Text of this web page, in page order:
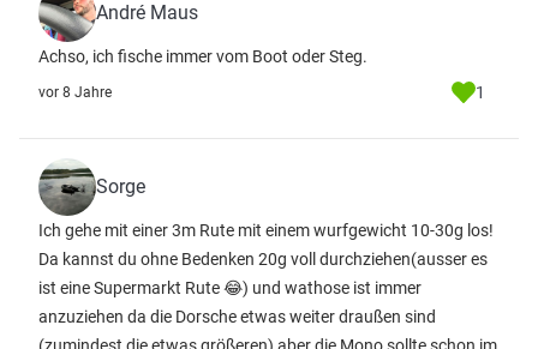
André Maus
Achso, ich fische immer vom Boot oder Steg.
vor 8 Jahre 1
Sorge
Ich gehe mit einer 3m Rute mit einem wurfgewicht 10-30g los!
Da kannst du ohne Bedenken 20g voll durchziehen(ausser es
ist eine Supermarkt Rute 😂) und wathose ist immer
anzuziehen da die Dorsche etwas weiter draußen sind